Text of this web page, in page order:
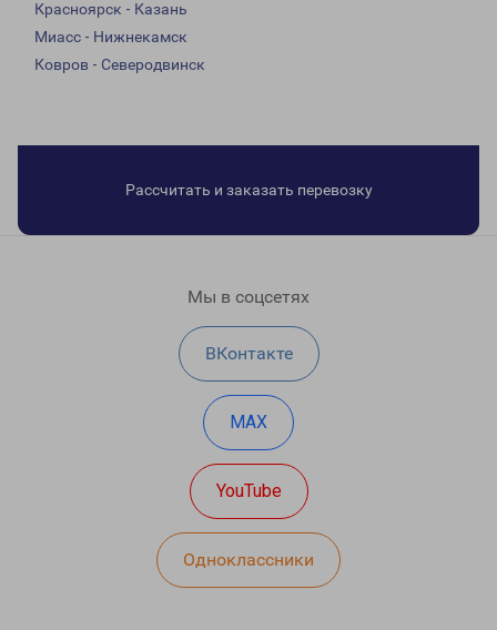
Красноярск - Казань
Миасс - Нижнекамск
Ковров - Северодвинск
Рассчитать и заказать перевозку
Мы в соцсетях
ВКонтакте
MAX
YouTube
Одноклассники